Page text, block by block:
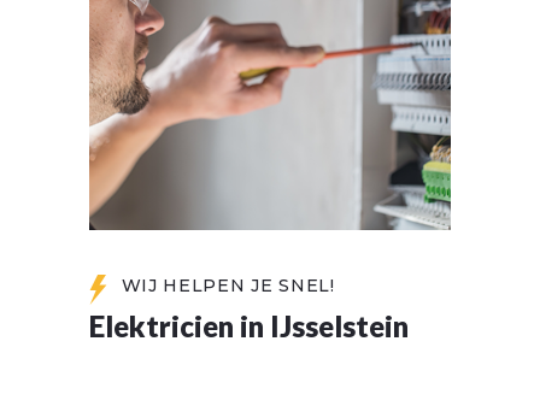
WIJ HELPEN JE SNEL!
Elektricien in IJsselstein